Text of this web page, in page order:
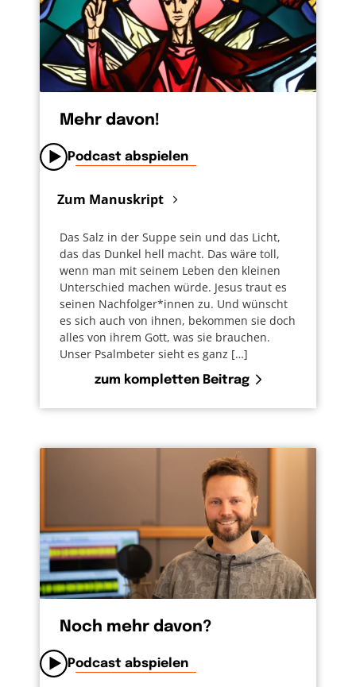
Mehr davon!
Podcast abspielen
Zum Manuskript
Das Salz in der Suppe sein und das Licht,
das das Dunkel hell macht. Das wäre toll,
wenn man mit seinem Leben den kleinen
Unterschied machen würde. Jesus traut es
seinen Nachfolger*innen zu. Und wünscht
es sich auch von ihnen, bekommen sie doch
alles von ihrem Gott, was sie brauchen.
Unser Psalmbeter sieht es ganz […]
zum kompletten Beitrag
Noch mehr davon?
Podcast abspielen